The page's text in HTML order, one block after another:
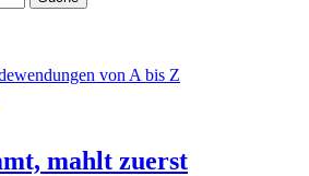
von A bis Z
mahlt zuerst